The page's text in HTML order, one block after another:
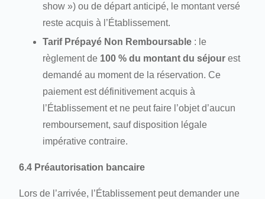
show ») ou de départ anticipé, le montant versé
reste acquis à l’Établissement.
Tarif Prépayé Non Remboursable : le
règlement de 100 % du montant du séjour est
demandé au moment de la réservation. Ce
paiement est définitivement acquis à
l’Établissement et ne peut faire l’objet d’aucun
remboursement, sauf disposition légale
impérative contraire.
6.4 Préautorisation bancaire
Lors de l’arrivée, l’Établissement peut demander une